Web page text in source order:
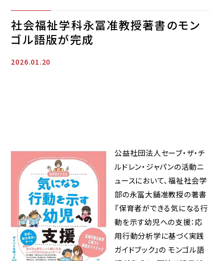
社会福祉学科永冨准教授著書のモン
ゴル語版が完成
2026.01.20
公益社団法人セーブ・ザ・チ
ルドレン・ジャパンの活動ニ
ュースにおいて、福祉社会学
部の永冨大舗准教授の著書
『保育者ができる気になる行
動を示す幼児への支援：応
用行動分析学に基づく実践
ガイドブック』の モンゴル語